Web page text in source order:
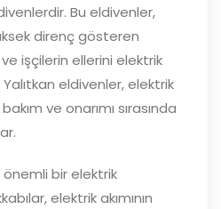
Bu eldivenler,
direnç gösteren
işçilerin ellerini elektrik
eldivenler, elektrik
ve onarımı sırasında
önemli bir elektrik
elektrik akımının